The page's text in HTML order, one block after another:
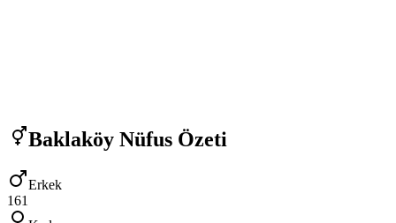
Baklaköy Nüfus Özeti
Erkek
161